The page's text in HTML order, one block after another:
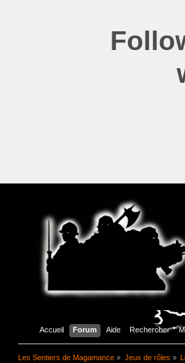
Accueil Forum Aide Rechercher
Les Sentiers de Magamance » Jeux de rôles »